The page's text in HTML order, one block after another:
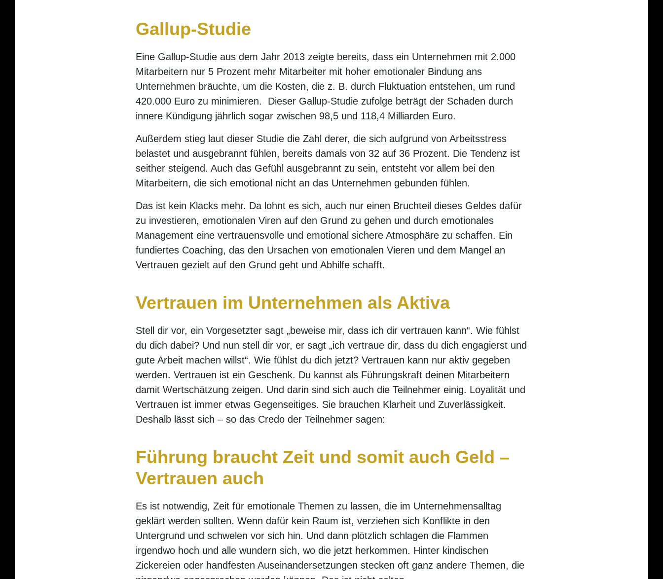
Gallup-Studie
Eine Gallup-Studie aus dem Jahr 2013 zeigte bereits, dass ein Unternehmen mit 2.000
Mitarbeitern nur 5 Prozent mehr Mitarbeiter mit hoher emotionaler Bindung ans
Unternehmen bräuchte, um die Kosten, die z. B. durch Fluktuation entstehen, um rund
420.000 Euro zu minimieren. Dieser Gallup-Studie zufolge beträgt der Schaden durch
innere Kündigung jährlich sogar zwischen 98,5 und 118,4 Milliarden Euro.
Außerdem stieg laut dieser Studie die Zahl derer, die sich aufgrund von Arbeitsstress
belastet und ausgebrannt fühlen, bereits damals von 32 auf 36 Prozent. Die Tendenz ist
seither steigend. Auch das Gefühl ausgebrannt zu sein, entsteht vor allem bei den
Mitarbeitern, die sich emotional nicht an das Unternehmen gebunden fühlen.
Das ist kein Klacks mehr. Da lohnt es sich, auch nur einen Bruchteil dieses Geldes dafür
zu investieren, emotionalen Viren auf den Grund zu gehen und durch emotionales
Management eine vertrauensvolle und emotional sichere Atmosphäre zu schaffen. Ein
fundiertes Coaching, das den Ursachen von emotionalen Vieren und dem Mangel an
Vertrauen gezielt auf den Grund geht und Abhilfe schafft.
Vertrauen im Unternehmen als Aktiva
Stell dir vor, ein Vorgesetzter sagt „beweise mir, dass ich dir vertrauen kann“. Wie fühlst
du dich dabei? Und nun stell dir vor, er sagt „ich vertraue dir, dass du dich engagierst und
gute Arbeit machen willst“. Wie fühlst du dich jetzt? Vertrauen kann nur aktiv gegeben
werden. Vertrauen ist ein Geschenk. Du kannst als Führungskraft deinen Mitarbeitern
damit Wertschätzung zeigen. Und darin sind sich auch die Teilnehmer einig. Loyalität und
Vertrauen ist immer etwas Gegenseitiges. Sie brauchen Klarheit und Zuverlässigkeit.
Deshalb lässt sich – so das Credo der Teilnehmer sagen:
Führung braucht Zeit und somit auch Geld –
Vertrauen auch
Es ist notwendig, Zeit für emotionale Themen zu lassen, die im Unternehmensalltag
geklärt werden sollten. Wenn dafür kein Raum ist, verziehen sich Konflikte in den
Untergrund und schwelen vor sich hin. Und dann plötzlich schlagen die Flammen
irgendwo hoch und alle wundern sich, wo die jetzt herkommen. Hinter kindischen
Zickereien oder handfesten Auseinandersetzungen stecken oft ganz andere Themen, die